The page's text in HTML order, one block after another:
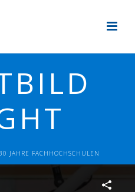
JAHRE FACHHOCHSCHULEN